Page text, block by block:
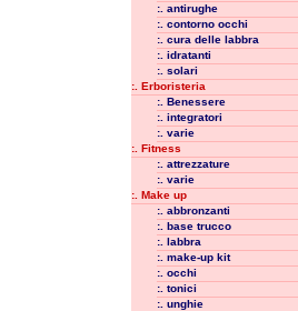
:. antirughe
:. contorno occhi
:. cura delle labbra
:. idratanti
:. solari
:. Erboristeria
:. Benessere
:. integratori
:. varie
:. Fitness
:. attrezzature
:. varie
:. Make up
:. abbronzanti
:. base trucco
:. labbra
:. make-up kit
:. occhi
:. tonici
:. unghie